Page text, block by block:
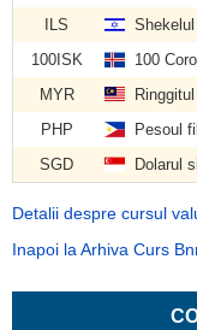
ILS
100ISK
100
MYR
PHP
Pesoul
SGD
Dolarul
Detalii despre cursul
Inapoi la Arhiva Curs